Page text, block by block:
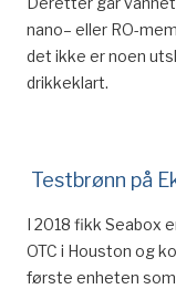
nano– eller RO-
det ikke er noen
drikkeklart.
Testbrønn på
I 2018 fikk Seabox
OTC i Houston og
første enheten som